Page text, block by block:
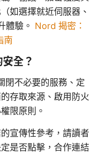
如選擇就近伺服器、
體驗。 Nord 揭密：
南
全？
閉不必要的服務、定
存取來源、啟用防火
限原則。
宣傳性參考，請讀者
是否點擊，合作連結